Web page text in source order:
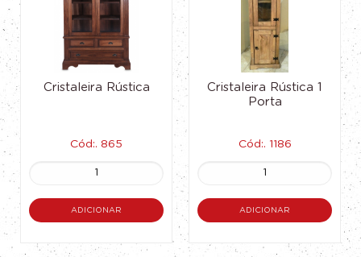
Cristaleira Rústica
Cód:. 865
ADICIONAR
Cristaleira Rústica 1
Porta
Cód:. 1186
ADICIONAR